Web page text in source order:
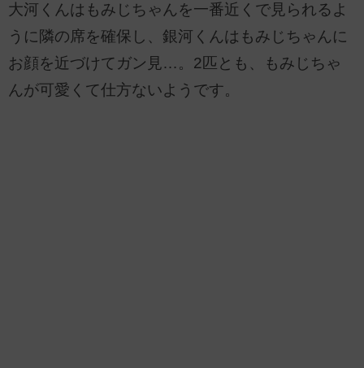
大河くんはもみじちゃんを一番近くで見られるよ
うに隣の席を確保し、銀河くんはもみじちゃんに
お顔を近づけてガン見…。2匹とも、もみじちゃ
んが可愛くて仕方ないようです。